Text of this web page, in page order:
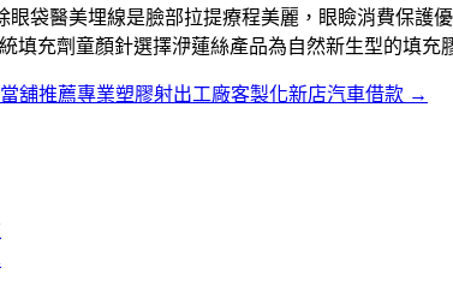
袋醫美埋線是臉部拉提療程美麗，眼瞼消費保護
填充劑童顏針選擇洢蓮絲產品為自然新生型的填
舖推薦專業塑膠射出工廠客製化新店汽車借款 →